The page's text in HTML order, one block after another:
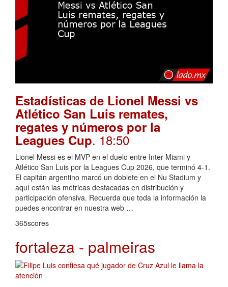
Estadísticas de Lionel Messi vs
Atlético San Luis remates,
regates y números por la
Leagues Cup. 18:50
Lionel Messi es el MVP en el duelo entre Inter Miami y
Atlético San Luis por la Leagues Cup 2026, que terminó 4-1.
El capitán argentino marcó un doblete en el Nu Stadium y
aquí están las métricas destacadas en distribución y
participación ofensiva. Recuerda que toda la información la
puedes encontrar en nuestra web …
365scores
fortaleza - palmeiras